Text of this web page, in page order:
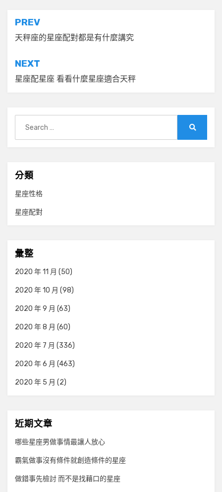
文
章
導
覽
PREV
天秤座的星座配對都是有什麼講究
NEXT
星座配星座 看看什麼星座適合天秤
for:
分類
星座性格
星座配對
彙整
2020 年 11 月 (50)
2020 年 10 月 (98)
2020 年 9 月 (63)
2020 年 8 月 (60)
2020 年 7 月 (336)
2020 年 6 月 (463)
2020 年 5 月 (2)
近期文章
哪些星座男做事情最讓人放心
霸氣做事沒有條件就創造條件的星座
做錯事先檢討 而不是找藉口的星座